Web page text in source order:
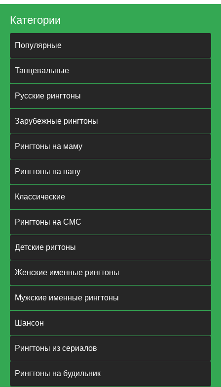
Категории
Популярные
Танцевальные
Русские рингтоны
Зарубежные рингтоны
Рингтоны на маму
Рингтоны на папу
Классические
Рингтоны на СМС
Детские ригтоны
Женские именные рингтоны
Мужские именные рингтоны
Шансон
Рингтоны из сериалов
Рингтоны на будильник